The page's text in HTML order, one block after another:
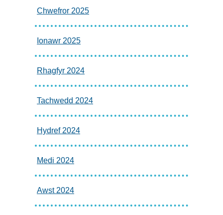
Chwefror 2025
Ionawr 2025
Rhagfyr 2024
Tachwedd 2024
Hydref 2024
Medi 2024
Awst 2024